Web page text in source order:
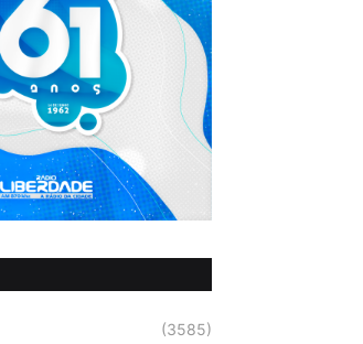
(3585)